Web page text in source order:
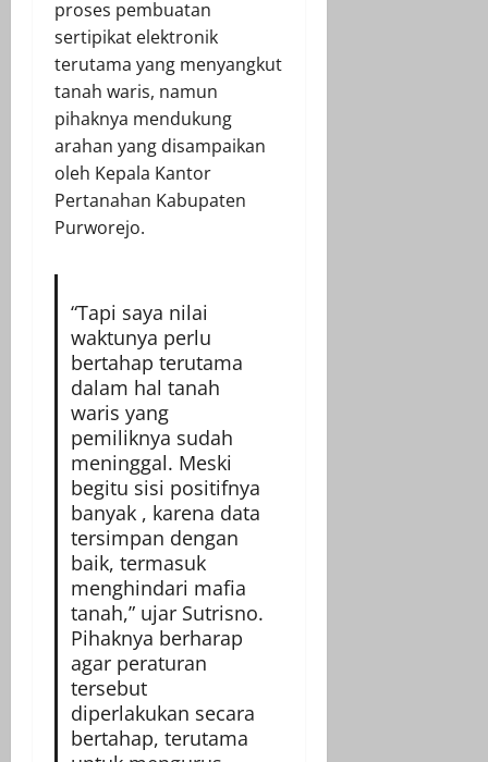
proses pembuatan
sertipikat elektronik
terutama yang menyangkut
tanah waris, namun
pihaknya mendukung
arahan yang disampaikan
oleh Kepala Kantor
Pertanahan Kabupaten
Purworejo.
“Tapi saya nilai
waktunya perlu
bertahap terutama
dalam hal tanah
waris yang
pemiliknya sudah
meninggal. Meski
begitu sisi positifnya
banyak , karena data
tersimpan dengan
baik, termasuk
menghindari mafia
tanah,” ujar Sutrisno.
Pihaknya berharap
agar peraturan
tersebut
diperlakukan secara
bertahap, terutama